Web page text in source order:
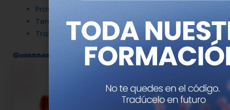
Proyectos
Terapia Génica
Tratamientos
Cursos relacionados